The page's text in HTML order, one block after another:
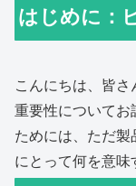
はじめに：
こんにちは、皆
重要性について
ためには、ただ
にとって何を意味